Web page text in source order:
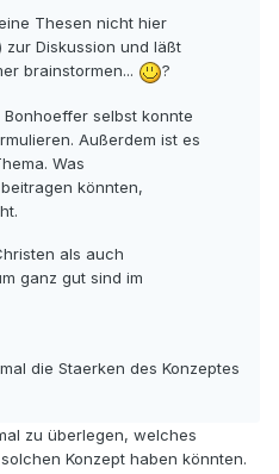
Thesen nicht hier
zur Diskussion und läßt
brainstormen...
?
selbst konnte
Außerdem ist es
Was
könnten,
als auch
ganz gut sind im
die Staerken des Konzeptes
zu überlegen, welches
Konzept haben könnten.